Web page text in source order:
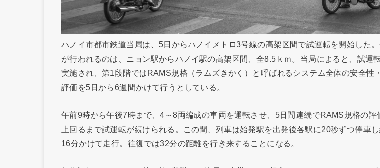
ハノイ市都市鉄道当局は、5日からハノイメトロ3号線の高架区間で試運転を開始した
が行われるのは、ニョン駅からハノイ駅の高架区間、全8.5ｋｍ。当局によると、試運
実施され、第1段階ではRAMS規格（ラムズきかく）と呼ばれるシステム全体の安全性
評価を5日から6週間かけて行うとしている。
午前9時から午後7時まで、4～8両編成の車両を運転させ、5日間連続でRAMS規格の評
上回るまで試運転が続けられる。この間、列車は始発駅を出発後各駅に20秒ずつ停車
16分かけて走行。往復では32分の距離を行き来することになる。